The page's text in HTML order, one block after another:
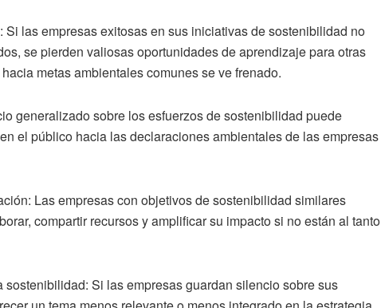
las empresas exitosas en sus iniciativas de sostenibilidad no
se pierden valiosas oportunidades de aprendizaje para otras
metas ambientales comunes se ve frenado.
generalizado sobre los esfuerzos de sostenibilidad puede
el público hacia las declaraciones ambientales de las empresas
Las empresas con objetivos de sostenibilidad similares
compartir recursos y amplificar su impacto si no están al tanto
Si las empresas guardan silencio sobre sus